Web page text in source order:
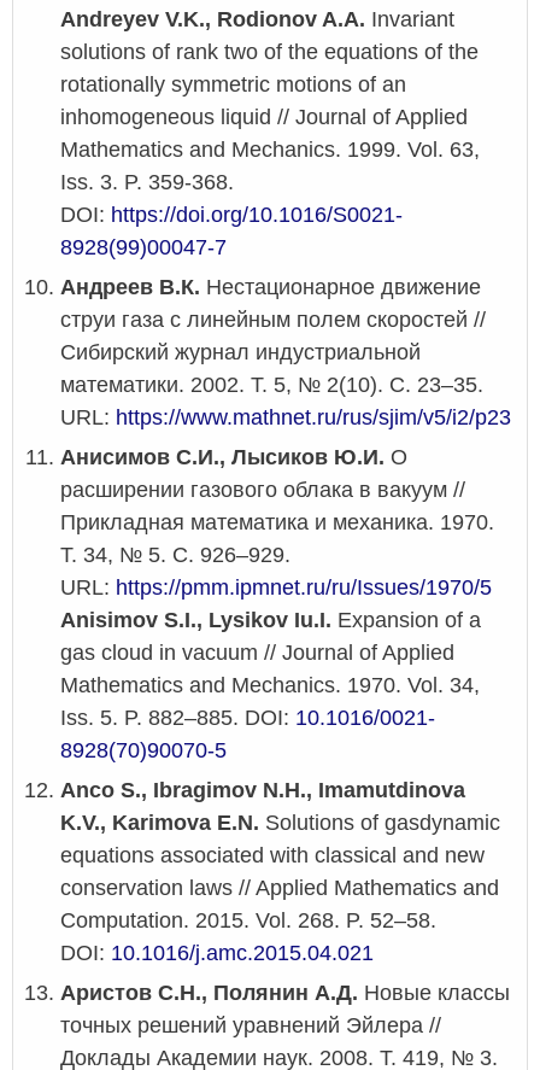
Andreyev V.K., Rodionov A.A. Invariant
solutions of rank two of the equations of the
rotationally symmetric motions of an
inhomogeneous liquid // Journal of Applied
Mathematics and Mechanics. 1999. Vol. 63,
Iss. 3. P. 359-368.
DOI: https://doi.org/10.1016/S0021-
8928(99)00047-7
Андреев В.К. Нестационарное движение
струи газа с линейным полем скоростей //
Сибирский журнал индустриальной
математики. 2002. Т. 5, № 2(10). С. 23–35.
URL: https://www.mathnet.ru/rus/sjim/v5/i2/p23
Анисимов С.И., Лысиков Ю.И. О
расширении газового облака в вакуум //
Прикладная математика и механика. 1970.
Т. 34, № 5. С. 926–929.
URL: https://pmm.ipmnet.ru/ru/Issues/1970/5
Anisimov S.I., Lysikov Iu.I. Expansion of a
gas cloud in vacuum // Journal of Applied
Mathematics and Mechanics. 1970. Vol. 34,
Iss. 5. P. 882–885. DOI: 10.1016/0021-
8928(70)90070-5
Anco S., Ibragimov N.H., Imamutdinova
K.V., Karimova E.N. Solutions of gasdynamic
equations associated with classical and new
conservation laws // Applied Mathematics and
Computation. 2015. Vol. 268. P. 52–58.
DOI: 10.1016/j.amc.2015.04.021
Аристов С.Н., Полянин А.Д. Новые классы
точных решений уравнений Эйлера //
Доклады Академии наук. 2008. Т. 419, № 3.